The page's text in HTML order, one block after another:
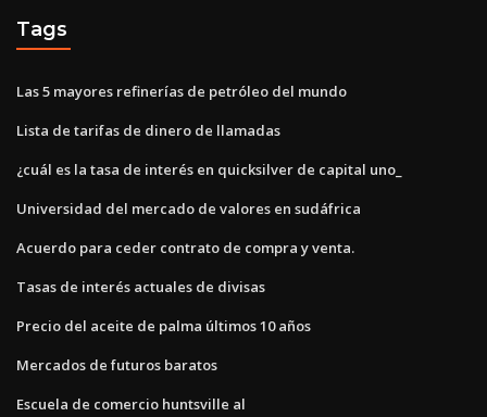
Tags
Las 5 mayores refinerías de petróleo del mundo
Lista de tarifas de dinero de llamadas
¿cuál es la tasa de interés en quicksilver de capital uno_
Universidad del mercado de valores en sudáfrica
Acuerdo para ceder contrato de compra y venta.
Tasas de interés actuales de divisas
Precio del aceite de palma últimos 10 años
Mercados de futuros baratos
Escuela de comercio huntsville al